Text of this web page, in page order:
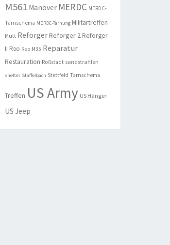
M561 Manöver MERDC MERDC-
Tarnschema MERDC-Tarnung Militärtreffen
Mutt ReforgerReforger 2Reforger
II Reo Reo M35 Reparatur
Restauration Roßstadt sandstrahlen
shelter Staffelbach Stettfeld Tarnschema
Treffen US Army US Hänger
US Jeep